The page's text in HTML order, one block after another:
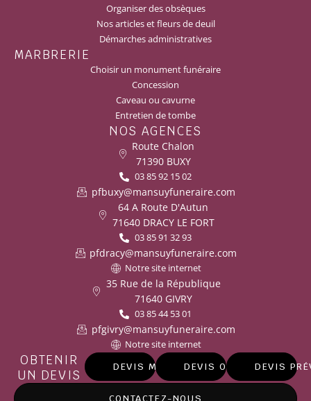
Organiser des obsèques
Nos articles et fleurs de deuil
Démarches administratives
MARBRERIE
Choisir un monument funéraire
Concession
Caveau ou cavurne
Entretien de tombe
NOS AGENCES
Route Chalon
71390 BUXY
03 85 92 15 02
pfbuxy@mansuyfuneraire.com
64 A Route D'Autun
71640 DRACY LE FORT
03 85 91 32 93
pfdracy@mansuyfuneraire.com
Notre site internet
35 Rue de la République
71640 GIVRY
03 85 44 53 01
pfgivry@mansuyfuneraire.com
Notre site internet
OBTENIR
UN DEVIS
DEVIS MARBRERIEDEVIS OBSÈQUES
DEVIS
CONTACTEZ-NOUS